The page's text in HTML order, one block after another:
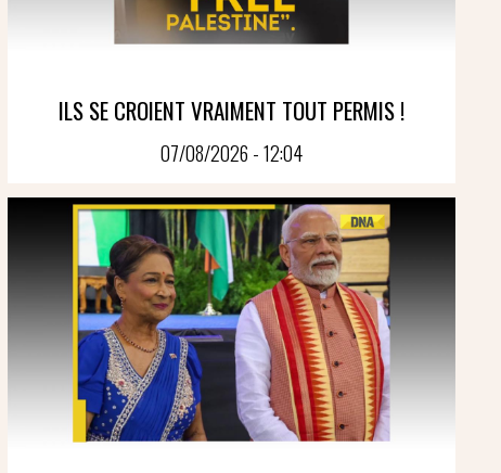
ILS SE CROIENT VRAIMENT TOUT PERMIS !
07/08/2026 - 12:04